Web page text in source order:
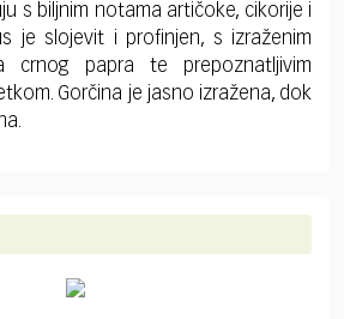
s biljnim notama artičoke, cikorije i
je slojevit i profinjen, s izraženim
crnog papra te prepoznatljivim
Gorčina je jasno izražena, dok